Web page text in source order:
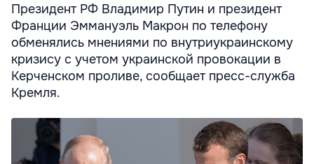
Президент РФ Владимир Путин и президент
Франции Эммануэль Макрон по телефону
обменялись мнениями по внутриукраинскому
кризису с учетом украинской провокации в
Керченском проливе, сообщает пресс-служба
Кремля.